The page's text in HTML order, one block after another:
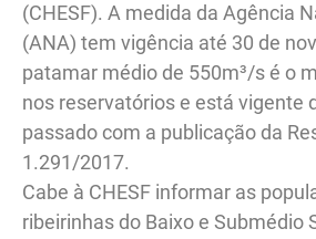
(CHESF). A medida da Agência
(ANA) tem vigência até 30 de
patamar médio de 550m³/s é o
nos reservatórios e está vigente
passado com a publicação da
1.291/2017.
Cabe à CHESF informar as
ribeirinhas do Baixo e Submédio